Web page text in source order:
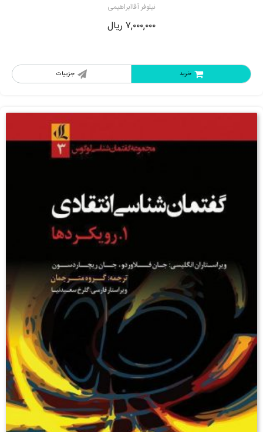
نیلوفر آقاابراهیمی
۷,۰۰۰,۰۰۰ ریال
جزییات خرید